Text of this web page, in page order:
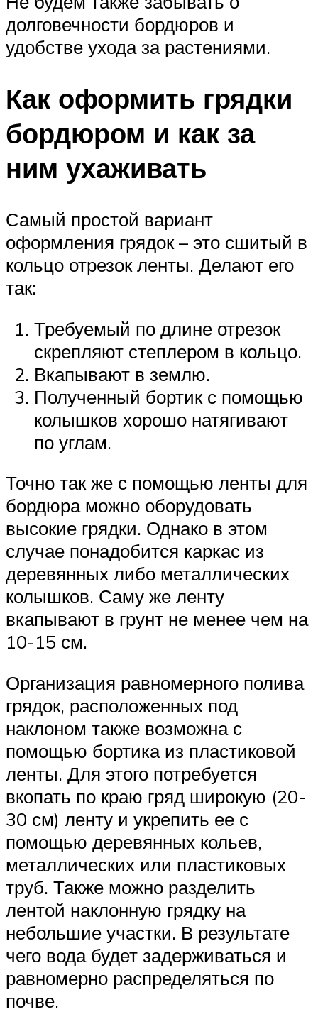
долговечности бордюров и
удобстве ухода за растениями.
Как оформить грядки
бордюром и как за
ним ухаживать
Самый простой вариант
оформления грядок – это сшитый в
кольцо отрезок ленты. Делают его
так:
Требуемый по длине отрезок
скрепляют степлером в кольцо.
Вкапывают в землю.
Полученный бортик с помощью
колышков хорошо натягивают
по углам.
Точно так же с помощью ленты для
бордюра можно оборудовать
высокие грядки. Однако в этом
случае понадобится каркас из
деревянных либо металлических
колышков. Саму же ленту
вкапывают в грунт не менее чем на
10-15 см.
Организация равномерного полива
грядок, расположенных под
наклоном также возможна с
помощью бортика из пластиковой
ленты. Для этого потребуется
вкопать по краю гряд широкую (20-
30 см) ленту и укрепить ее с
помощью деревянных кольев,
металлических или пластиковых
труб. Также можно разделить
лентой наклонную грядку на
небольшие участки. В результате
чего вода будет задерживаться и
равномерно распределяться по
почве.